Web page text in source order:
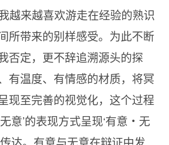
越来越喜欢游走在经验的熟识
所带来的别样感受。为此不断
否定，更不辞追溯源头的探
有温度、有情感的材质，将冥
现至完善的视觉化，这个过程
意’的表现方式呈现‘有意・无